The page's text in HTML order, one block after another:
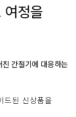
정을
진 간절기에 대응하는
드된 신상품을